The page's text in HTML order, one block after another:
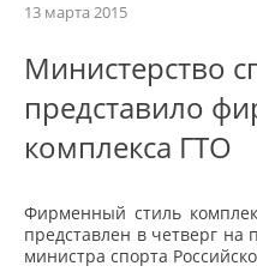
13 марта 2015
Министерство
представило
комплекса ГТО
Фирменный стиль
представлен в четверг на
министра спорта